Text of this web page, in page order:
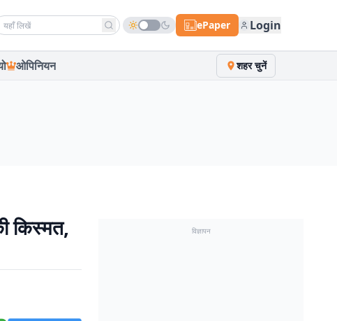
news ePaper Login
ओपिनियन शहर चुनें
किस्मत,
विज्ञापन